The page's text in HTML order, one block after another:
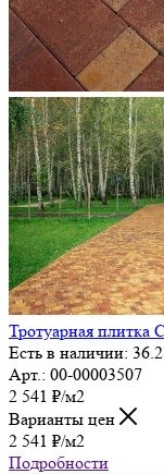
Тротуарная плитка
Есть в наличии:
Арт.: 00-00003507
2 541 ₽/м2
Варианты цен
2 541 ₽/м2
Подробности